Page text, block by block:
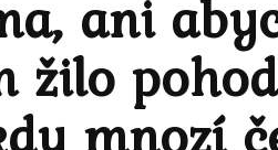
ani
žilo